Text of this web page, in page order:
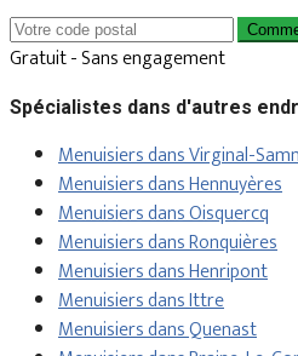
Gratuit - Sans engagement
Spécialistes dans d'autres
Menuisiers dans Virginal-
Menuisiers dans Hennuyères
Menuisiers dans Oisquercq
Menuisiers dans Ronquières
Menuisiers dans Henripont
Menuisiers dans Ittre
Menuisiers dans Quenast